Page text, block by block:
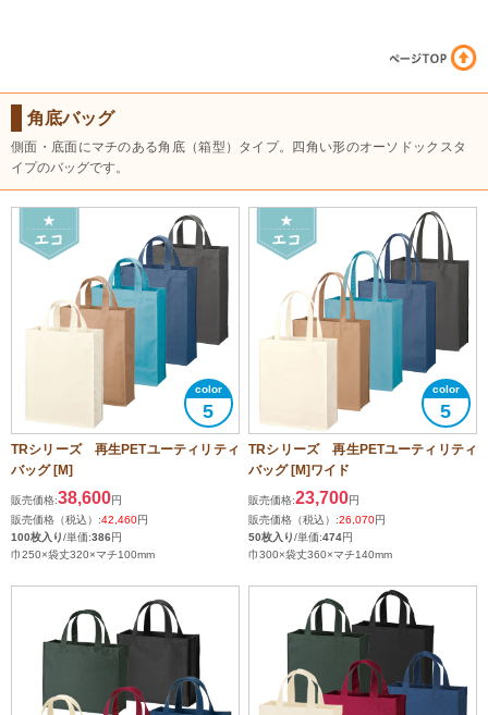
角底バッグ
側面・底面にマチのある角底（箱型）タイプ。四角い形のオーソドックスタ
イプのバッグです。
5
TRシリーズ 再生PETユーティリティ
バッグ [M]
販売価格:38,600円
販売価格（税込）:42,460円
100枚入り/単価:386円
巾250×袋丈320×マチ100mm
5
TRシリーズ 再生PETユーティリティ
バッグ [M]ワイド
販売価格:23,700円
販売価格（税込）:26,070円
50枚入り/単価:474円
巾300×袋丈360×マチ140mm